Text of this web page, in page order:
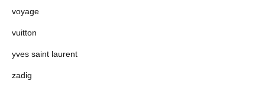
voyage
vuitton
yves saint laurent
zadig